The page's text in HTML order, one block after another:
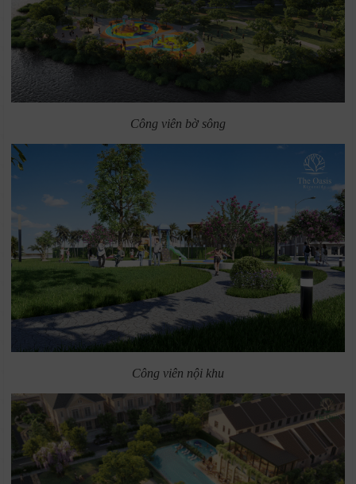
Công viên bờ sông
Công viên nội khu